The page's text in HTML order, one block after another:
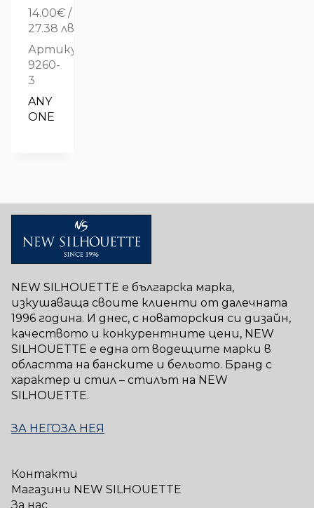
14.00€ /
27.38 лв.
Артикул:
9260-
3
ANY
ONE
NEW SILHOUETTE е българска марка,
изкушаваща своите клиенти от далечната
1996 година. И днес, с новаторския си дизайн,
качеството и конкурентните цени, NEW
SILHOUETTE е една от водещите марки в
областта на банските и бельото. Бранд с
характер и стил – стилът на NEW
SILHOUETTE.
ЗА НЕГОЗА НЕЯ
Контакти
Магазини NEW SILHOUETTE
За нас